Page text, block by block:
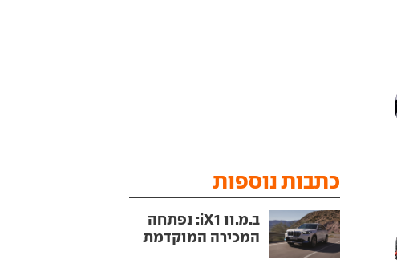
כתבות נוספות
ב.מ.וו iX1: נפתחה
המכירה המוקדמת